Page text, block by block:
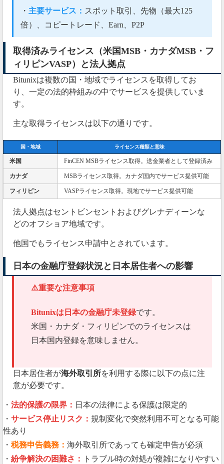
・ 主要サービス： スポット取引、先物（最大125
倍）、コピートレード、Earn、P2P
取得済みライセンス（米国MSB・カナダMSB・フ
ィリピンVASP）と法人拠点
Bitunixは複数の国・地域でライセンスを取得してお
り、一定の法的枠組みの中でサービスを提供していま
す。
主な取得ライセンスは以下の通りです。
国・地域 ライセンス種類と意味
米国 FinCEN MSBライセンス取得。送金業者として登録済み
カナダ MSBライセンス取得。カナダ国内でサービス提供可能
フィリピン VASPライセンス取得。現地でサービス提供可能
法人拠点はセントビンセントおよびグレナディーンな
どのオフショア地域です。
他国でもライセンス申請中とされています。
日本の金融庁登録状況と日本居住者への影響
⚠️重要な注意事項
Bitunixは日本の金融庁未登録です。
米国・カナダ・フィリピンでのライセンスは
日本国内登録を意味しません。
日本居住者が海外取引所を利用する際に以下の点に注
意が必要です。
・ 法的保護の限界： 日本の法律による保護は限定的
・ サービス停止リスク： 規制変化で突然利用不可となる可能
性あり
・ 税務申告義務： 海外取引所であっても確定申告が必須
・ 紛争解決の困難さ：
トラブル時の対処が複雑になりやすい